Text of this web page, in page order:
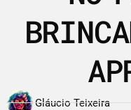
Gláucio Teixeira